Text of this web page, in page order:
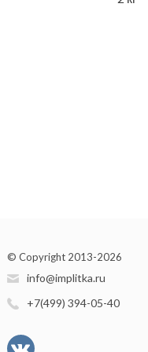
© Copyright 2013-2026
info@implitka.ru
+7(499) 394-05-40